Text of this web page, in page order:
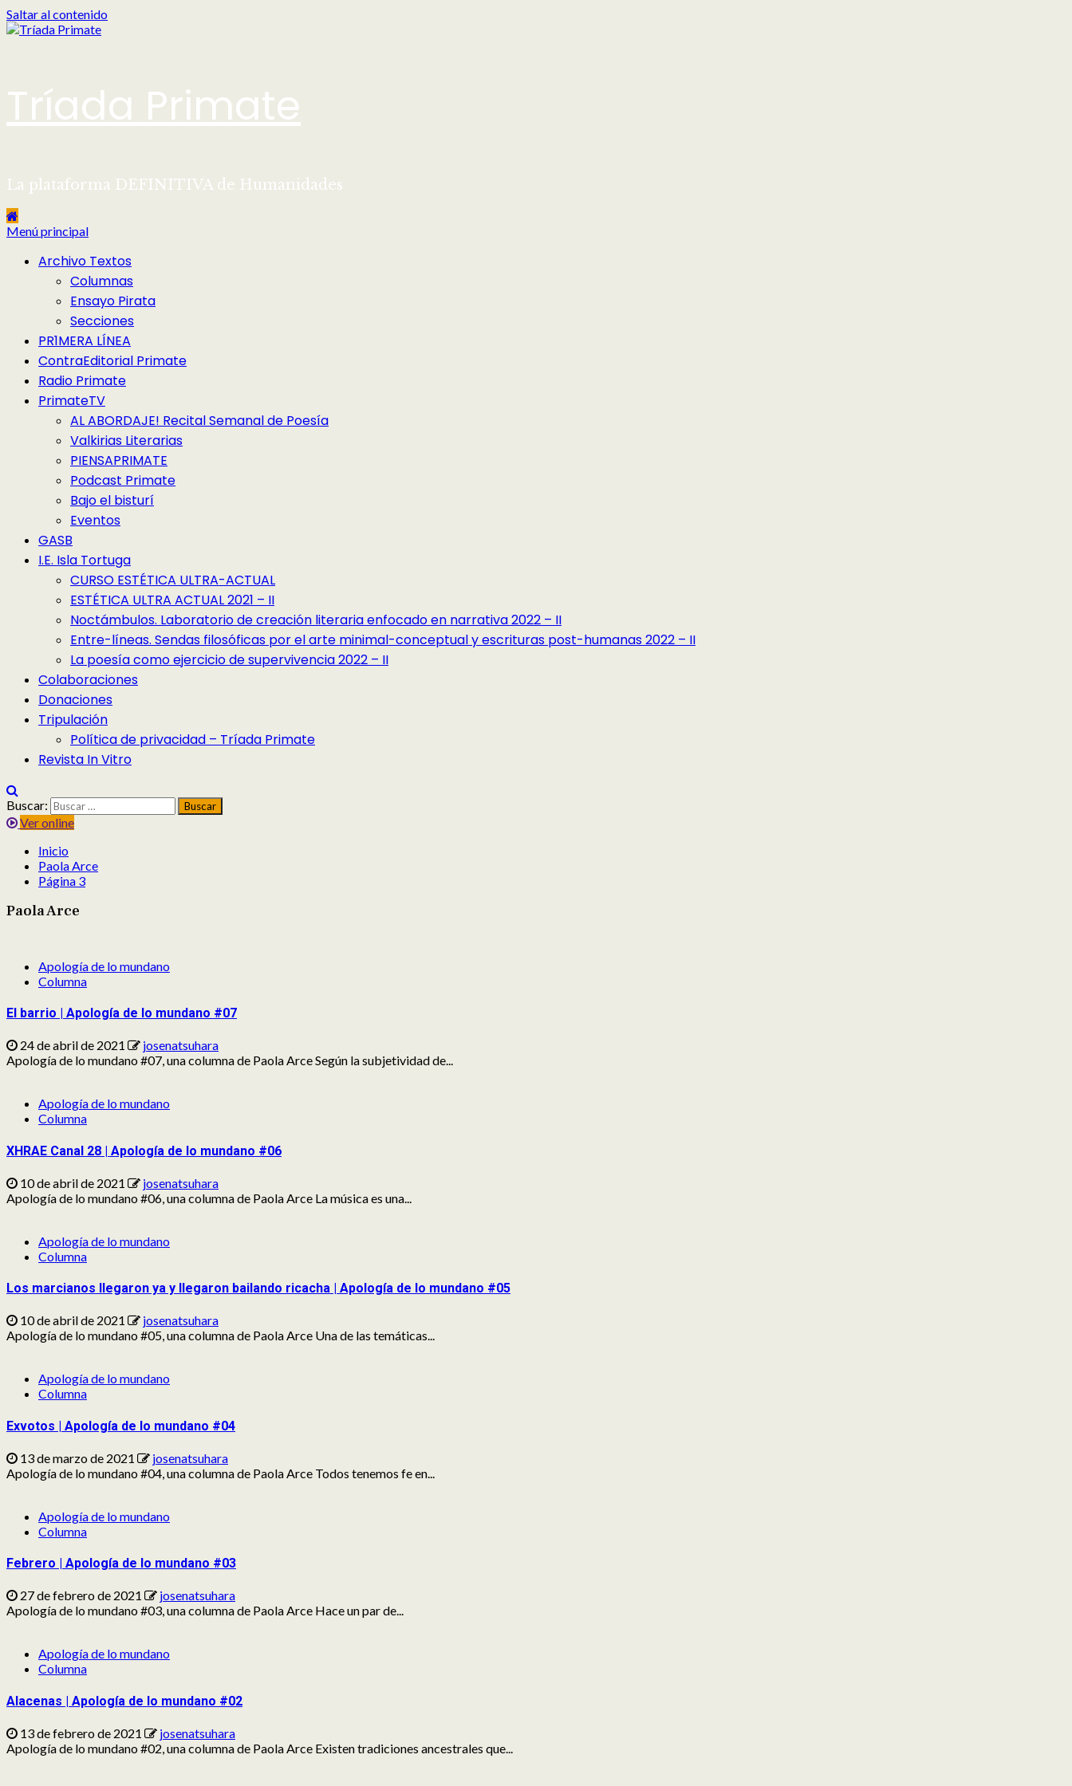
Saltar al contenido
Tríada Primate
La plataforma DEFINITIVA de Humanidades
Menú principal
Archivo Textos
Columnas
Ensayo Pirata
Secciones
PR1MERA LÍNEA
ContraEditorial Primate
Radio Primate
PrimateTV
AL ABORDAJE! Recital Semanal de Poesía
Valkirias Literarias
PIENSAPRIMATE
Podcast Primate
Bajo el bisturí
Eventos
GASB
I.E. Isla Tortuga
CURSO ESTÉTICA ULTRA-ACTUAL
ESTÉTICA ULTRA ACTUAL 2021 – II
Noctámbulos. Laboratorio de creación literaria enfocado en narrativa 2022 – II
Entre-líneas. Sendas filosóficas por el arte minimal-conceptual y escrituras post-humanas 2022 – II
La poesía como ejercicio de supervivencia 2022 – II
Colaboraciones
Donaciones
Tripulación
Política de privacidad – Tríada Primate
Revista In Vitro
Buscar:
Ver online
Inicio
Paola Arce
Página 3
Paola Arce
Apología de lo mundano
Columna
El barrio | Apología de lo mundano #07
24 de abril de 2021
josenatsuhara
Apología de lo mundano #07, una columna de Paola Arce Según la subjetividad de...
Apología de lo mundano
Columna
XHRAE Canal 28 | Apología de lo mundano #06
10 de abril de 2021
josenatsuhara
Apología de lo mundano #06, una columna de Paola Arce La música es una...
Apología de lo mundano
Columna
Los marcianos llegaron ya y llegaron bailando ricacha | Apología de lo mundano #05
10 de abril de 2021
josenatsuhara
Apología de lo mundano #05, una columna de Paola Arce Una de las temáticas...
Apología de lo mundano
Columna
Exvotos | Apología de lo mundano #04
13 de marzo de 2021
josenatsuhara
Apología de lo mundano #04, una columna de Paola Arce Todos tenemos fe en...
Apología de lo mundano
Columna
Febrero | Apología de lo mundano #03
27 de febrero de 2021
josenatsuhara
Apología de lo mundano #03, una columna de Paola Arce Hace un par de...
Apología de lo mundano
Columna
Alacenas | Apología de lo mundano #02
13 de febrero de 2021
josenatsuhara
Apología de lo mundano #02, una columna de Paola Arce Existen tradiciones ancestrales que...